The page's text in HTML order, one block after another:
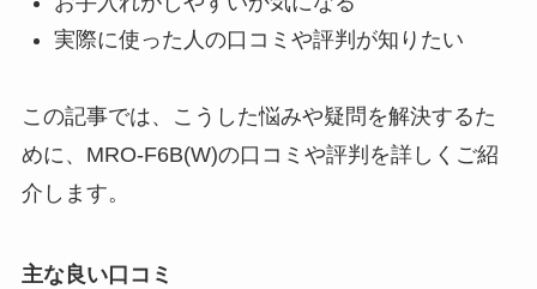
実際に使った人の口コミや評判が知りたい
この記事では、こうした悩みや疑問を解決するた
めに、MRO-F6B(W)の口コミや評判を詳しくご紹
介します。
主な良い口コミ